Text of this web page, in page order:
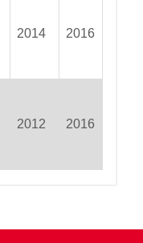
2014 2016
2012 2016